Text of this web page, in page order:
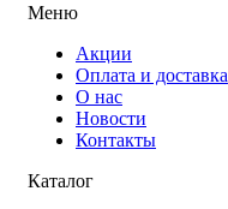
Меню
Акции
Оплата и доставка
О нас
Новости
Контакты
Каталог